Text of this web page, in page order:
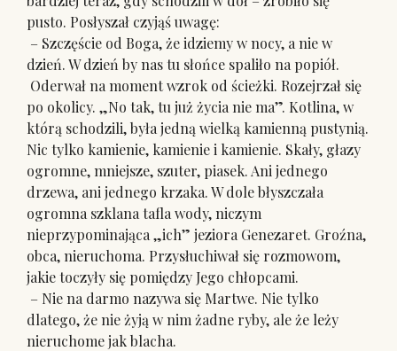
pusto. Posłyszał czyjąś uwagę:
– Szczęście od Boga, że idziemy w nocy, a nie w
dzień. W dzień by nas tu słońce spaliło na popiół.
Oderwał na moment wzrok od ścieżki. Rozejrzał się
po okolicy. „No tak, tu już życia nie ma”. Kotlina, w
którą schodzili, była jedną wielką kamienną pustynią.
Nic tylko kamienie, kamienie i kamienie. Skały, głazy
ogromne, mniejsze, szuter, piasek. Ani jednego
drzewa, ani jednego krzaka. W dole błyszczała
ogromna szklana tafla wody, niczym
nieprzypominająca „ich” jeziora Genezaret. Groźna,
obca, nieruchoma. Przysłuchiwał się rozmowom,
jakie toczyły się pomiędzy Jego chłopcami.
– Nie na darmo nazywa się Martwe. Nie tylko
dlatego, że nie żyją w nim żadne ryby, ale że leży
nieruchome jak blacha.